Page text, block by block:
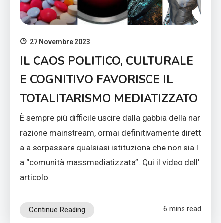
27 Novembre 2023
IL CAOS POLITICO, CULTURALE
E COGNITIVO FAVORISCE IL
TOTALITARISMO MEDIATIZZATO
È sempre più difficile uscire dalla gabbia della nar
razione mainstream, ormai definitivamente dirett
a a sorpassare qualsiasi istituzione che non sia l
a “comunità massmediatizzata”. Qui il video dell’
articolo
Continue Reading 6 mins read